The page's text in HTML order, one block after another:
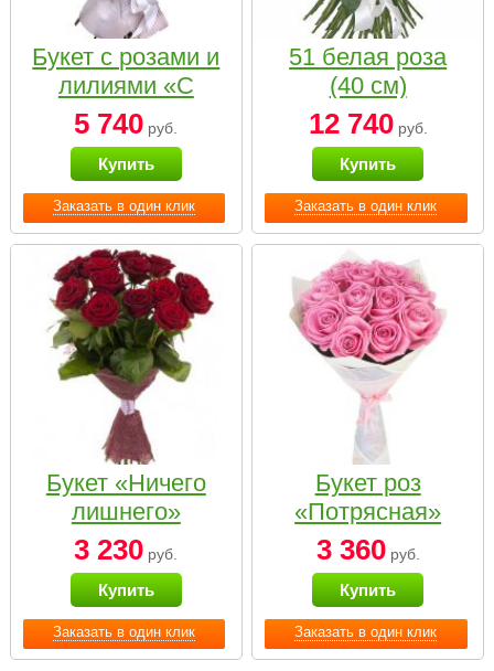
Заказать в один клик
Букет с розами и
лилиями «С
наилучшими
пожеланиями»
5 740 руб.
Купить
Заказать в один клик
51 белая роза
(40 см)
12 740руб.
Купить
Заказать в один клик
Букет «Ничего
лишнего»
3 230 руб.
Купить
Заказать в один клик
Букет роз
«Потрясная»
3 360руб.
Купить